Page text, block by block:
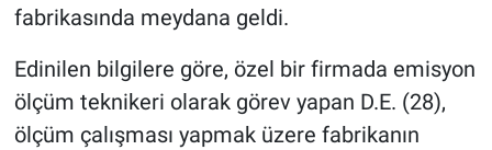
fabrikasında meydana geldi.
Edinilen bilgilere göre, özel bir firmada emisyon
ölçüm teknikeri olarak görev yapan D.E. (28),
ölçüm çalışması yapmak üzere fabrikanın